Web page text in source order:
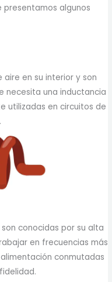
presentamos algunos
aire en su interior y son
necesita una inductancia
utilizadas en circuitos de
conocidas por su alta
en frecuencias más
conmutadas